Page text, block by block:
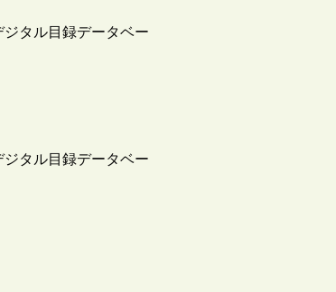
タル目録データベー
タル目録データベー